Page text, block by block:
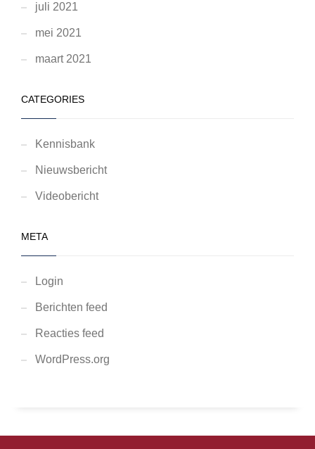
juli 2021
mei 2021
maart 2021
CATEGORIES
Kennisbank
Nieuwsbericht
Videobericht
META
Login
Berichten feed
Reacties feed
WordPress.org